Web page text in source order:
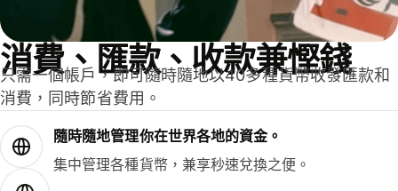
消費、匯款、收款兼慳錢
只需一個帳戶，即可隨時隨地以40多種貨幣收發匯款和
消費，同時節省費用。
隨時隨地管理你在世界各地的資金。
集中管理各種貨幣，兼享秒速兌換之便。